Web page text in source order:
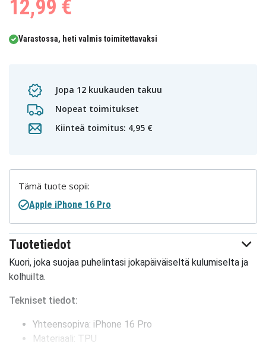
12,99 €
Varastossa, heti valmis toimitettavaksi
Jopa 12 kuukauden takuu
Nopeat toimitukset
Kiinteä toimitus: 4,95 €
Tuotetiedot
Kuori, joka suojaa puhelintasi jokapäiväiseltä kulumiselta ja
kolhuilta.
Tekniset tiedot:
Yhteensopiva: iPhone 16 Pro
Materiaali: TPU
Tämä tuote sopii:
Apple iPhone 16 Pro